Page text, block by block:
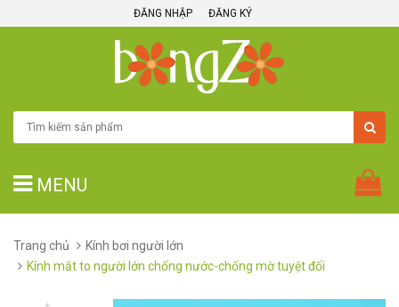
ĐĂNG NHẬP ĐĂNG KÝ
MENU
Trang chủ
Kính bơi người lớn
Kính mắt to người lớn chống nước-chống mờ tuyệt đối